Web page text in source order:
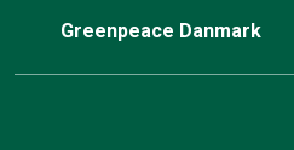
Greenpeace Danmark